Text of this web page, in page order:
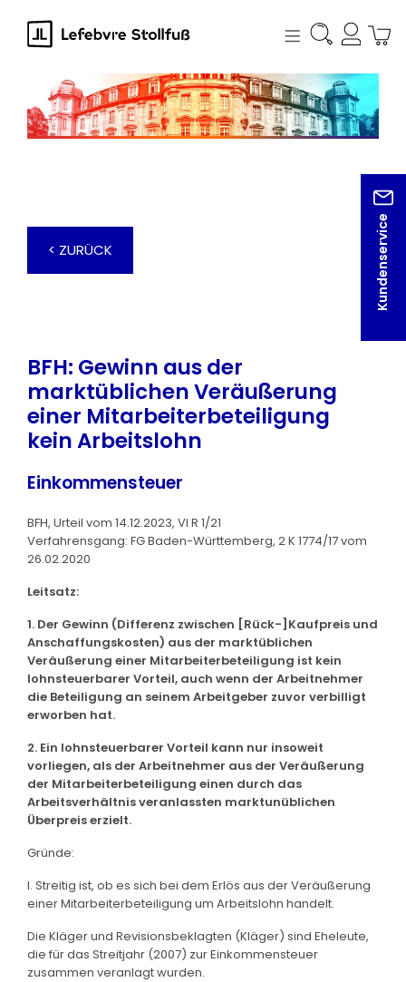
springen
Kundenservice
< ZURÜCK
BFH: Gewinn aus der
marktüblichen Veräußerung
einer Mitarbeiterbeteiligung
kein Arbeitslohn
Einkommensteuer
BFH, Urteil vom 14.12.2023, VI R 1/21
Verfahrensgang: FG Baden-Württemberg, 2 K 1774/17 vom
26.02.2020
Leitsatz:
1. Der Gewinn (Differenz zwischen [Rück-]Kaufpreis und
Anschaffungskosten) aus der marktüblichen
Veräußerung einer Mitarbeiterbeteiligung ist kein
lohnsteuerbarer Vorteil, auch wenn der Arbeitnehmer
die Beteiligung an seinem Arbeitgeber zuvor verbilligt
erworben hat.
2. Ein lohnsteuerbarer Vorteil kann nur insoweit
vorliegen, als der Arbeitnehmer aus der Veräußerung
der Mitarbeiterbeteiligung einen durch das
Arbeitsverhältnis veranlassten marktunüblichen
Überpreis erzielt.
Gründe:
I. Streitig ist, ob es sich bei dem Erlös aus der Veräußerung
einer Mitarbeiterbeteiligung um Arbeitslohn handelt.
Die Kläger und Revisionsbeklagten (Kläger) sind Eheleute,
die für das Streitjahr (2007) zur Einkommensteuer
zusammen veranlagt wurden.